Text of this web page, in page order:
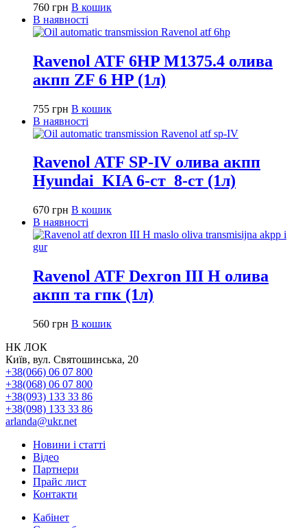
760 грн В кошик
В наявності
Ravenol ATF 6HP M1375.4 олива
акпп ZF 6 HP (1л)
755 грн В кошик
В наявності
Ravenol ATF SP-IV олива акпп
Hyundai_KIA 6-ст_8-ст (1л)
670 грн В кошик
В наявності
Ravenol ATF Dexron III H олива
акпп та гпк (1л)
560 грн В кошик
НК ЛОК
Київ, вул. Святошинська, 20
+38(066) 06 07 800
+38(068) 06 07 800
+38(093) 133 33 86
+38(098) 133 33 86
arlanda@ukr.net
Новини і статті
Відео
Партнери
Прайс лист
Контакти
Кабінет